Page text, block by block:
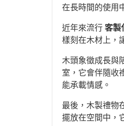
在長時間的使用
近年來流行 客製
樣刻在木材上，
木頭象徵成長與
室，它會伴隨收
能承載情感。
最後，木製禮物
擺放在空間中，